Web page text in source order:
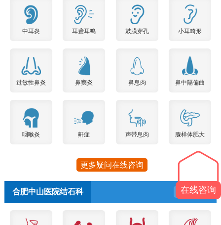
中耳炎 耳聋耳鸣 鼓膜穿孔 小耳畸形
过敏性鼻炎 鼻窦炎 鼻息肉 鼻中隔偏曲
咽喉炎 鼾症 声带息肉 腺样体肥大
更多疑问在线咨询
合肥中山医院结石科 预约挂号
在线咨询